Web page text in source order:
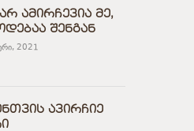
ამირჩევია მე,
შენგან
2021
ავირჩიე